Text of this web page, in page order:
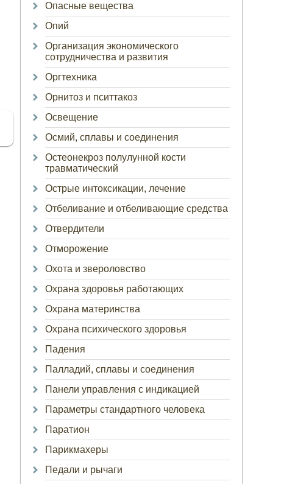
Опасные вещества
Опий
Организация экономического
сотрудничества и развития
Оргтехника
Орнитоз и пситтакоз
Освещение
Осмий, сплавы и соединения
Остеонекроз полулунной кости
травматический
Острые интоксикации, лечение
Отбеливание и отбеливающие средства
Отвердители
Отморожение
Охота и звероловство
Охрана здоровья работающих
Охрана материнства
Охрана психического здоровья
Падения
Палладий, сплавы и соединения
Панели управления с индикацией
Параметры стандартного человека
Паратион
Парикмахеры
Педали и рычаги